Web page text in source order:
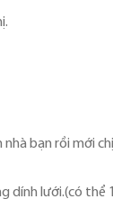
bạn rồi mới
dính lưới.(có thể